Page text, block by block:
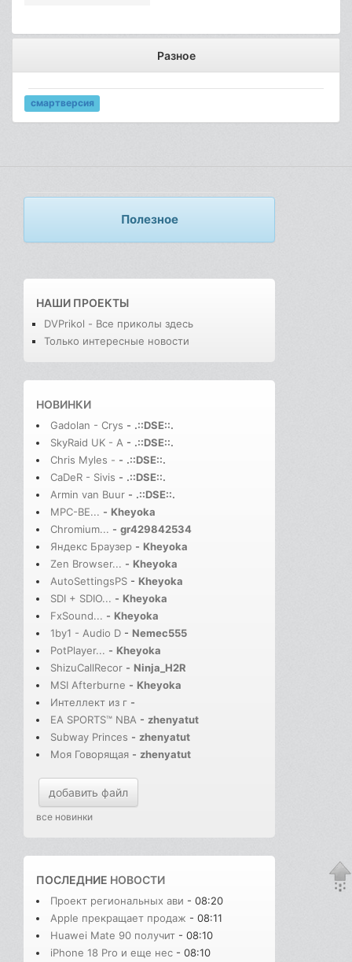
Разное
смартверсия
Полезное
НАШИ ПРОЕКТЫ
DVPrikol - Все приколы здесь
Только интересные новости
НОВИНКИ
Gadolan - Crys - .::DSE::.
SkyRaid UK - A - .::DSE::.
Chris Myles - - .::DSE::.
CaDeR - Sivis - .::DSE::.
Armin van Buur - .::DSE::.
MPC-BE... - Kheyoka
Chromium... - gr429842534
Яндекс Браузер - Kheyoka
Zen Browser... - Kheyoka
AutoSettingsPS - Kheyoka
SDI + SDIO... - Kheyoka
FxSound... - Kheyoka
1by1 - Audio D - Nemec555
PotPlayer... - Kheyoka
ShizuCallRecor - Ninja_H2R
MSI Afterburne - Kheyoka
Интеллект из г -
EA SPORTS™ NBA - zhenyatut
Subway Princes - zhenyatut
Моя Говорящая - zhenyatut
добавить файл
все новинки
ПОСЛЕДНИЕ НОВОСТИ
Проект региональных ави - 08:20
Apple прекращает продаж - 08:11
Huawei Mate 90 получит - 08:10
iPhone 18 Pro и еще нес - 08:10